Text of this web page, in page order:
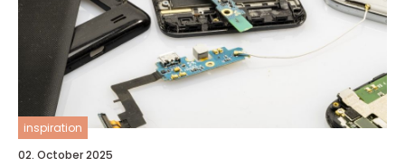
inspiration
02. October 2025